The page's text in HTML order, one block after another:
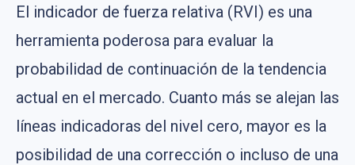
El indicador de fuerza relativa (RVI) es una
herramienta poderosa para evaluar la
probabilidad de continuación de la tendencia
actual en el mercado. Cuanto más se alejan las
líneas indicadoras del nivel cero, mayor es la
posibilidad de una corrección o incluso de una